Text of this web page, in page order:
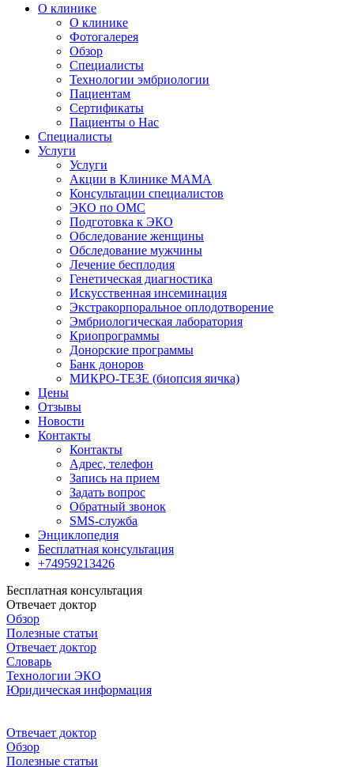
О клинике
О клинике
Фотогалерея
Обзор
Специалисты
Технологии эмбриологии
Пациентам
Сертификаты
Пациенты о Нас
Специалисты
Услуги
Услуги
Акции в Клинике МАМА
Консультации специалистов
ЭКО по ОМС
Подготовка к ЭКО
Обследование женщины
Обследование мужчины
Лечение бесплодия
Генетическая диагностика
Искусственная инсеминация
Экстракорпоральное оплодотворение
Эмбриологическая лаборатория
Криопрограммы
Донорские программы
Банк доноров
МИКРО-ТЕЗЕ (биопсия яичка)
Цены
Отзывы
Новости
Контакты
Контакты
Адрес, телефон
Запись на прием
Задать вопрос
Обратный звонок
SMS-служба
Энциклопедия
Бесплатная консультация
+74959213426
Бесплатная консультация
Отвечает доктор
Обзор
Полезные статьи
Отвечает доктор
Словарь
Технологии ЭКО
Юридическая информация
Отвечает доктор
Обзор
Полезные статьи